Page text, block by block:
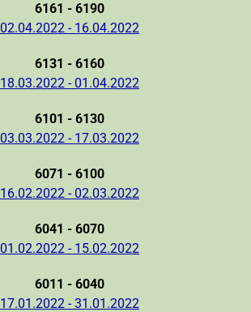
6161 - 6190
02.04.2022 - 16.04.2022
6131 - 6160
18.03.2022 - 01.04.2022
6101 - 6130
03.03.2022 - 17.03.2022
6071 - 6100
16.02.2022 - 02.03.2022
6041 - 6070
01.02.2022 - 15.02.2022
6011 - 6040
17.01.2022 - 31.01.2022